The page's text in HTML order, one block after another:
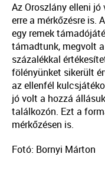
Az Oroszlány elleni
erre a mérkőzésre is.
egy remek
támadtunk, megvolt
százalékkal
fölényünket sikerült
az ellenfél
jó volt a hozzá
találkozón. Ezt a
mérkőzésen is.
Fotó: Bornyi Márton